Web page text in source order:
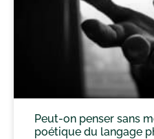
Peut-on penser sans
poétique du langage